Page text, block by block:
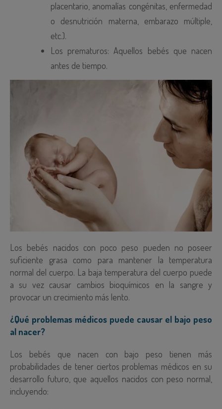
placentario, anomalías congénitas, enfermedad
o desnutrición materna, embarazo múltiple,
etc.).
Los prematuros: Aquellos bebés que nacen
antes de tiempo.
Los bebés nacidos con poco peso pueden no poseer
suficiente grasa como para mantener la temperatura
normal del cuerpo. La baja temperatura del cuerpo puede
a su vez causar cambios bioquímicos en la sangre y
provocar un crecimiento más lento.
¿Qué problemas médicos puede causar el bajo peso
al nacer?
Los bebés que nacen con bajo peso tienen más
probabilidades de tener ciertos problemas médicos en su
desarrollo futuro, que aquellos nacidos con peso normal,
incluyendo: